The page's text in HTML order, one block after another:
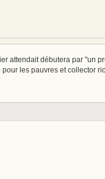
attendait débutera par "un
les pauvres et collector